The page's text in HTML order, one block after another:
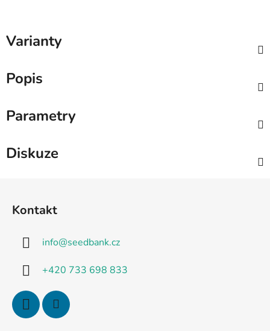
Varianty
Popis
Parametry
Diskuze
Kontakt
info@seedbank.cz
+420 733 698 833